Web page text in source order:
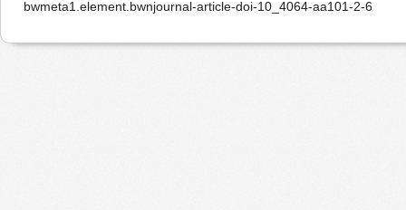
bwmeta1.element.bwnjournal-article-doi-10_4064-aa101-2-6